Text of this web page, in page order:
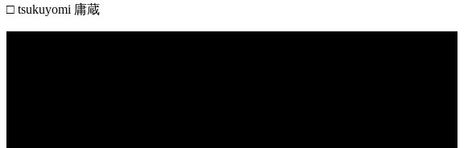
□ tsukuyomi 庸蔵